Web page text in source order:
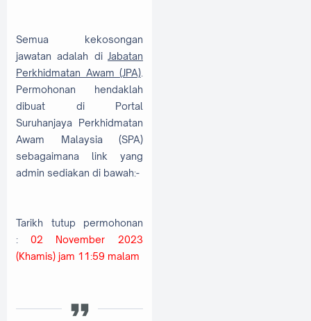
Semua kekosongan
jawatan adalah di Jabatan
Perkhidmatan Awam (JPA)
Permohonan hendaklah
dibuat di Portal
Suruhanjaya Perkhidmatan
Awam Malaysia (SPA)
sebagaimana link yang
admin sediakan di bawah:-
Tarikh tutup permohonan
: 02 November 2023
(Khamis) jam 11:59 malam